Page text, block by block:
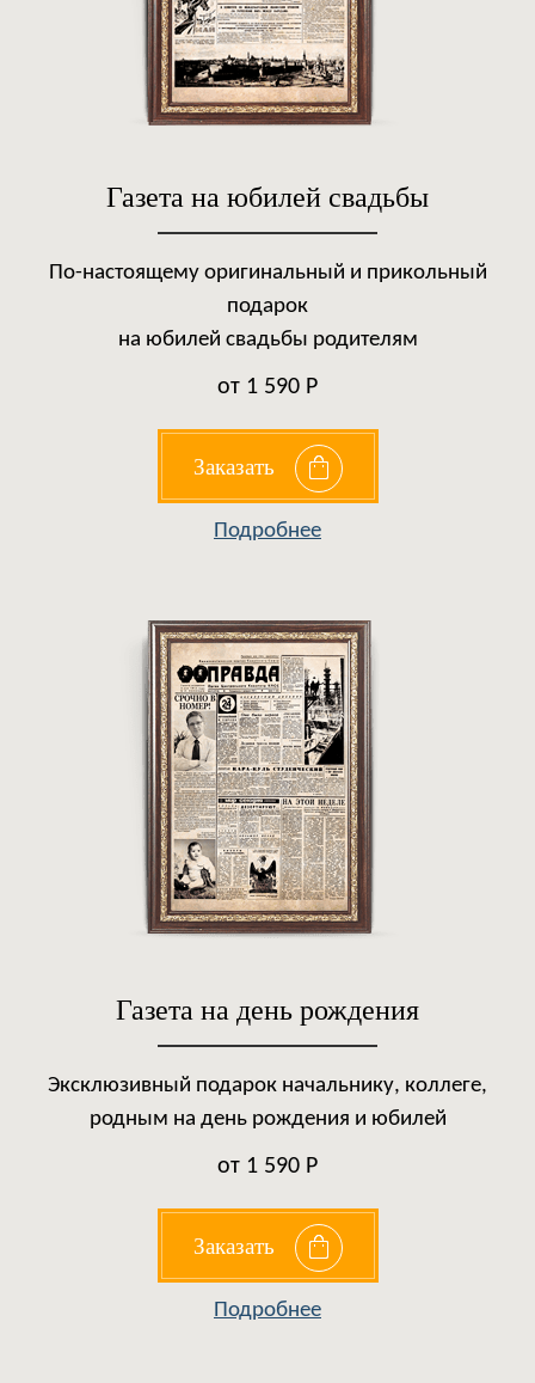
Газета на юбилей свадьбы
По-настоящему оригинальный и прикольный
подарок
на юбилей свадьбы родителям
от 1 590 Р
Заказать
Подробнее
Газета на день рождения
Эксклюзивный подарок начальнику, коллеге,
родным на день рождения и юбилей
от 1 590 Р
Заказать
Подробнее